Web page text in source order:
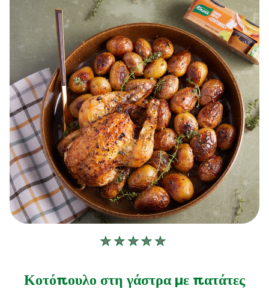
Δεν
αξιολογήσεις
Κοτόπουλο στη γάστρα με πατάτες